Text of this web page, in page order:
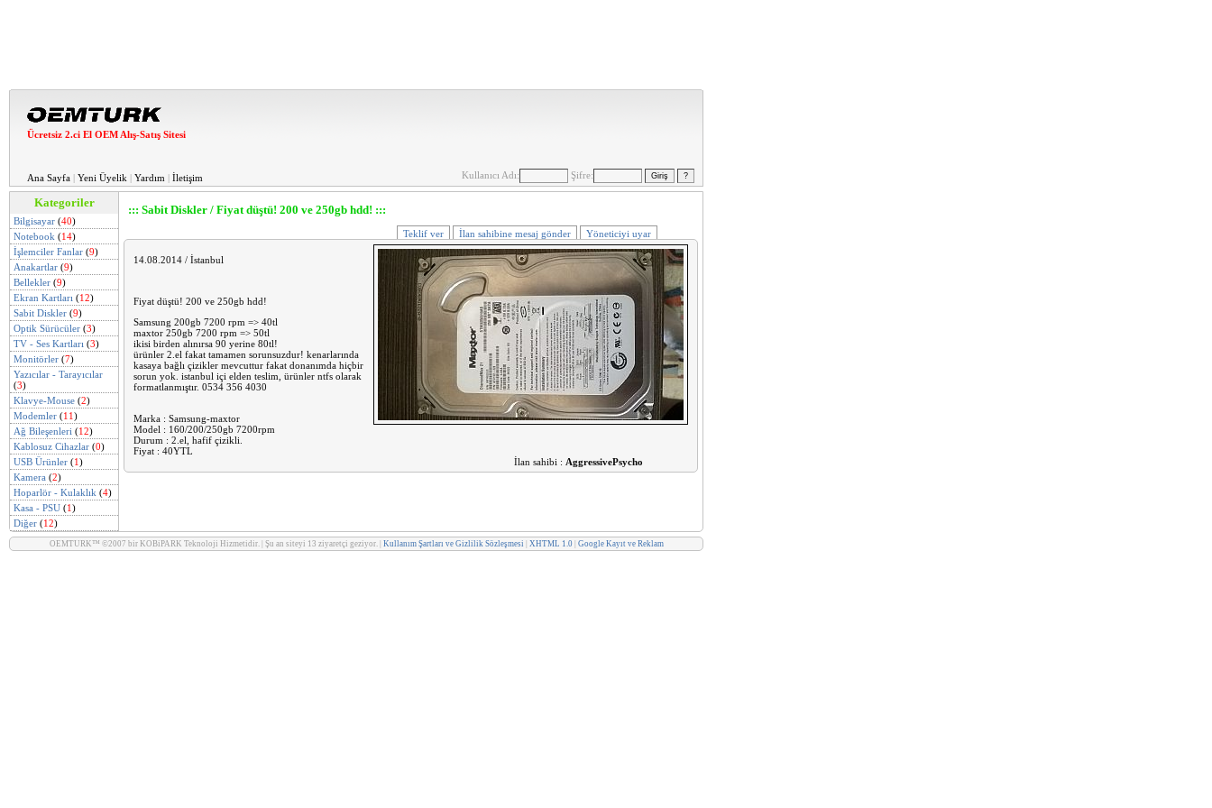
Ücretsiz 2.ci El OEM Alış-Satış Sitesi
Ana Sayfa | Yeni Üyelik | Yardım | İletişim Kullanıcı Adı: Şifre:
Kategoriler
Bilgisayar (40)
Notebook (14)
İşlemciler Fanlar (9)
Anakartlar (9)
Bellekler (9)
Ekran Kartları (12)
Sabit Diskler (9)
Optik Sürücüler (3)
TV - Ses Kartları (3)
Monitörler (7)
Yazıcılar - Tarayıcılar
(3)
Klavye-Mouse (2)
Modemler (11)
Ağ Bileşenleri (12)
Kablosuz Cihazlar (0)
USB Ürünler (1)
Kamera (2)
Hoparlör - Kulaklık (4)
Kasa - PSU (1)
Diğer (12)
::: Sabit Diskler / Fiyat düştü! 200 ve 250gb hdd! :::
Teklif ver İlan sahibine mesaj gönder Yöneticiyi uyar
14.08.2014 / İstanbul
Fiyat düştü! 200 ve 250gb hdd!
Samsung 200gb 7200 rpm => 40tl
maxtor 250gb 7200 rpm => 50tl
ikisi birden alınırsa 90 yerine 80tl!
ürünler 2.el fakat tamamen sorunsuzdur! kenarlarında
kasaya bağlı çizikler mevcuttur fakat donanımda hiçbir
sorun yok. istanbul içi elden teslim, ürünler ntfs olarak
formatlanmıştır. 0534 356 4030
Marka : Samsung-maxtor
Model : 160/200/250gb 7200rpm
Durum : 2.el, hafif çizikli.
Fiyat : 40YTL
İlan sahibi : AggressivePsycho
OEMTURK™ ©2007 bir KOBiPARK Teknoloji Hizmetidir. | Şu an siteyi 13 ziyaretçi geziyor. | Kullanım Şartları ve Gizlilik Sözleşmesi XHTML 1.0 Google Kayıt ve Reklam